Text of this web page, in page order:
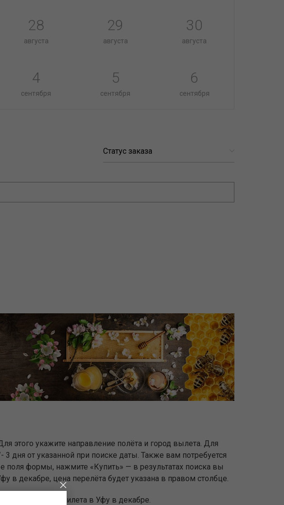
28
августа
29
августа
30
августа
4
сентября
5
сентября
6
сентября
этого укажите направление полёта и город вылета. Для
дня от указанной при поиске даты. Также вам потребуется
поля формы, нажмите «Купить» — в результатах поиска вы
в декабре, цена перелёта будет указана в правом столбце.
авиабилета в Уфу в декабре.